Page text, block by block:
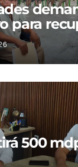
para
500